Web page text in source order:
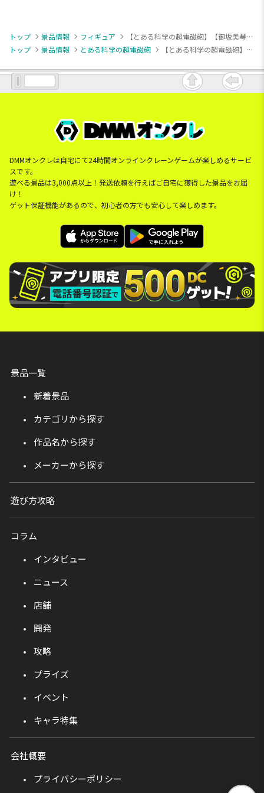
トップ 景品情報 フィギュア
【とある科学の超電磁砲】【御坂美琴】とある科学の超電磁砲 Desktop Cute フィギュア 御坂美琴～チャイナドレスver.～
トップ
景品情報 とある科学の超電磁砲 【とある科学の超電磁砲】【御坂美琴】とある科学の超電磁砲 Desktop Cute フィギュア 御坂美琴～チャイナドレスver.～
DMMオンクレは自宅にて24時間オンラインクレーンゲームが楽しめるサービ
スです。
遊べる景品は3,000点以上！発送依頼を行えばご自宅に獲得した景品をお届
け！
ゲット保証機能があるので、初心者の方でも安心して楽しめます。
景品一覧
新着景品
カテゴリから探す
作品名から探す
メーカーから探す
遊び方攻略
コラム
インタビュー
ニュース
店舗
開発
攻略
プライズ
イベント
キャラ特集
会社概要
プライバシーポリシー